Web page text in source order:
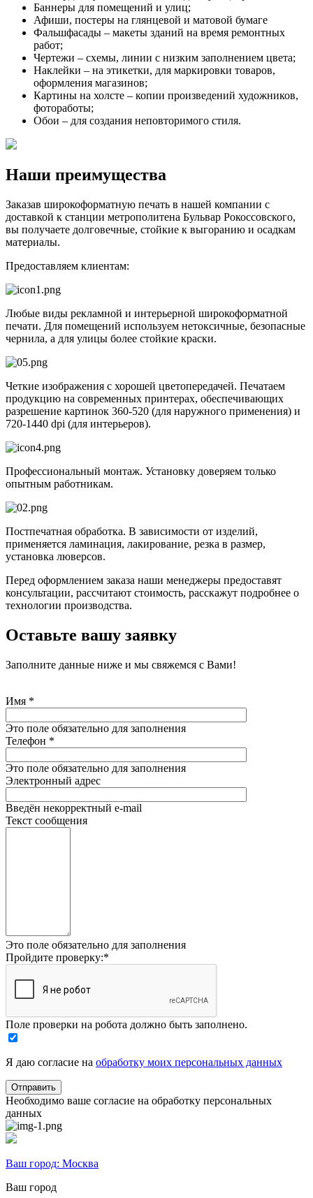
Баннеры для помещений и улиц;
Афиши, постеры на глянцевой и матовой бумаге
Фальшфасады – макеты зданий на время ремонтных
работ;
Чертежи – схемы, линии с низким заполнением цвета;
Наклейки – на этикетки, для маркировки товаров,
оформления магазинов;
Картины на холсте – копии произведений художников,
фотоработы;
Обои – для создания неповторимого стиля.
Наши преимущества
Заказав широкоформатную печать в нашей компании с
доставкой к станции метрополитена Бульвар Рокоссовского,
вы получаете долговечные, стойкие к выгоранию и осадкам
материалы.
Предоставляем клиентам:
Любые виды рекламной и интерьерной широкоформатной
печати. Для помещений используем нетоксичные, безопасные
чернила, а для улицы более стойкие краски.
Четкие изображения с хорошей цветопередачей. Печатаем
продукцию на современных принтерах, обеспечивающих
разрешение картинок 360-520 (для наружного применения) и
720-1440 dpi (для интерьеров).
Профессиональный монтаж. Установку доверяем только
опытным работникам.
Постпечатная обработка. В зависимости от изделий,
применяется ламинация, лакирование, резка в размер,
установка люверсов.
Перед оформлением заказа наши менеджеры предоставят
консультации, рассчитают стоимость, расскажут подробнее о
технологии производства.
Оставьте вашу заявку
Заполните данные ниже и мы свяжемся с Вами!
Имя *
Это поле обязательно для заполнения
Телефон *
Это поле обязательно для заполнения
Электронный адрес
Введён некорректный e-mail
Текст сообщения
Это поле обязательно для заполнения
Пройдите проверку:*
Поле проверки на робота должно быть заполнено.
Я даю согласие на обработку моих персональных данных
Необходимо ваше согласие на обработку персональных
данных
Ваш город: Москва
Ваш город